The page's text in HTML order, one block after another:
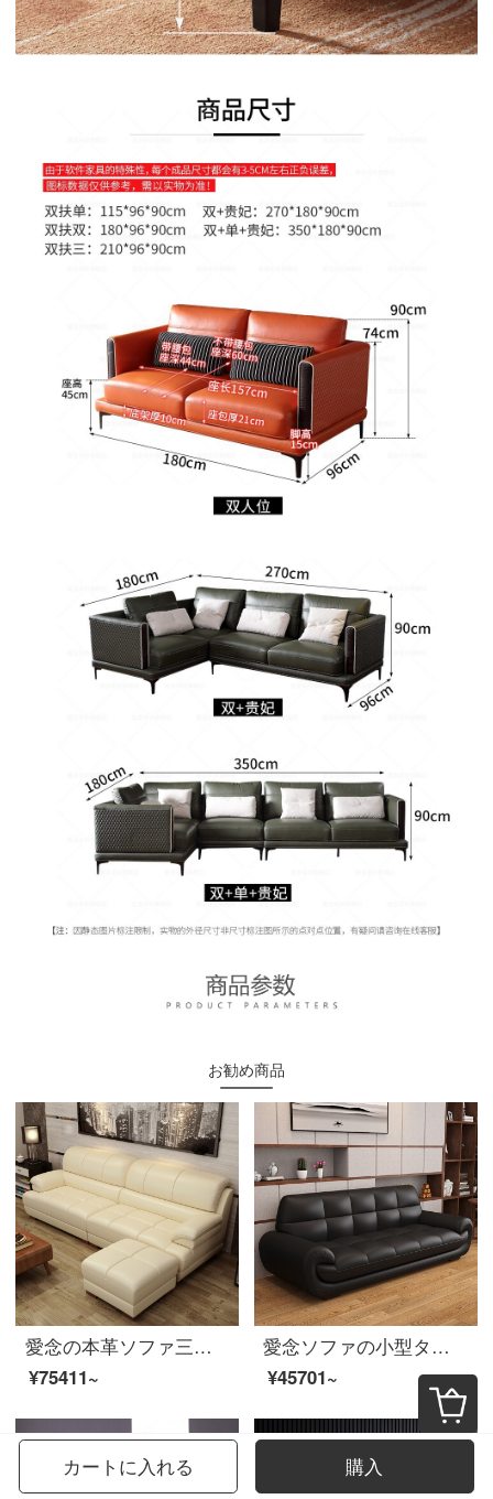
お勧め商品
愛念の本革ソファ三人の小さなタイプのヘッドカバーのソファーの組み合わせは簡単に現代客間家具の浅黄色1+4+足組の価格を合わせます。
¥75411~
愛念ソファの小型タイプ三人の真皮ソファの頭の牛皮は簡単に現代客間の家具を予約します。全黒の本革四人です。
¥45701~
カートに入れる 購入